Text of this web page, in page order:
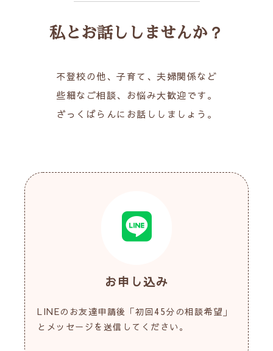
私とお話ししませんか？
不登校の他、子育て、夫婦関係など
些細なご相談、お悩み大歓迎です。
ざっくばらんにお話ししましょう。
お申し込み
LINEのお友達申請後「初回45分の相談希望」
とメッセージを送信してください。